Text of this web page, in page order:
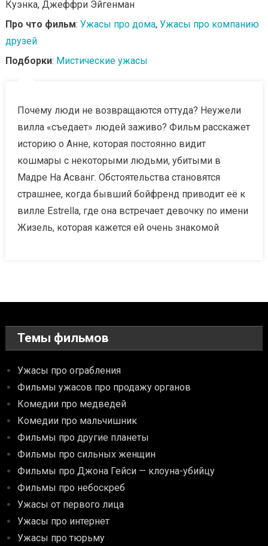
Куэнка, Джеффри Эйгенман
Про что фильм: Ужасы про дома, Ужасы про компанию
друзей
Подборки: Мистические ужасы
Почему люди не возвращаются оттуда? Неужели
вилла «съедает» людей заживо? Фильм расскажет
историю о Анне, которая постоянно видит
кошмары с некоторыми людьми, убитыми в
Мадре На Асванг. Обстоятельства становятся
страшнее, когда бывший бойфренд приводит её к
вилле Estrella, где она встречает девочку по имени
Жизель, которая кажется ей очень знакомой
Темы фильмов
Ужасы про ограбления
Фильмы ужасов про продажу органов
Комедии про медведей
Комедии про мальчишник
Фильмы про другие планеты
Фильмы про сильных женщин
Фильмы про Джона Гейси — клоуна-убийцу
Фильмы про небоскреб
Ужасы от первого лица
Ужасы про интернет
Ужасы про тюрьму